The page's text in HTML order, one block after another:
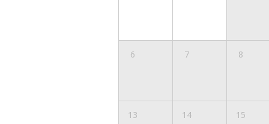
6 7 8
13 14 15